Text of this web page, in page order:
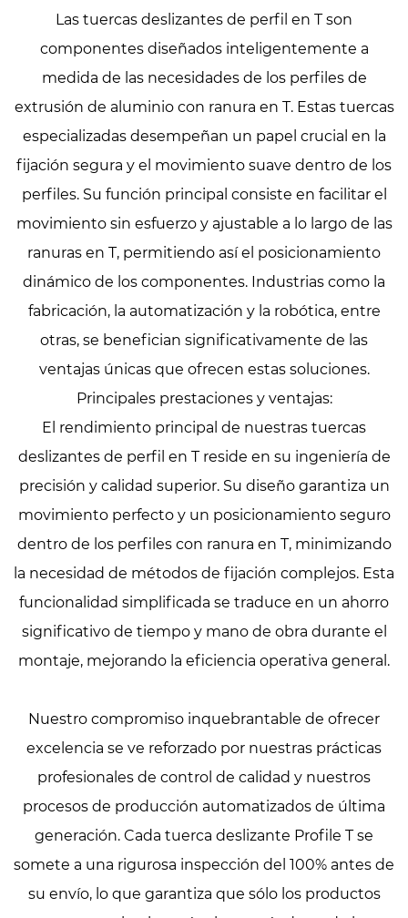
Las tuercas deslizantes de perfil en T son
componentes diseñados inteligentemente a
medida de las necesidades de los perfiles de
extrusión de aluminio con ranura en T. Estas tuercas
especializadas desempeñan un papel crucial en la
fijación segura y el movimiento suave dentro de los
perfiles. Su función principal consiste en facilitar el
movimiento sin esfuerzo y ajustable a lo largo de las
ranuras en T, permitiendo así el posicionamiento
dinámico de los componentes. Industrias como la
fabricación, la automatización y la robótica, entre
otras, se benefician significativamente de las
ventajas únicas que ofrecen estas soluciones.
Principales prestaciones y ventajas:
El rendimiento principal de nuestras tuercas
deslizantes de perfil en T reside en su ingeniería de
precisión y calidad superior. Su diseño garantiza un
movimiento perfecto y un posicionamiento seguro
dentro de los perfiles con ranura en T, minimizando
la necesidad de métodos de fijación complejos. Esta
funcionalidad simplificada se traduce en un ahorro
significativo de tiempo y mano de obra durante el
montaje, mejorando la eficiencia operativa general.
Nuestro compromiso inquebrantable de ofrecer
excelencia se ve reforzado por nuestras prácticas
profesionales de control de calidad y nuestros
procesos de producción automatizados de última
generación. Cada tuerca deslizante Profile T se
somete a una rigurosa inspección del 100% antes de
su envío, lo que garantiza que sólo los productos